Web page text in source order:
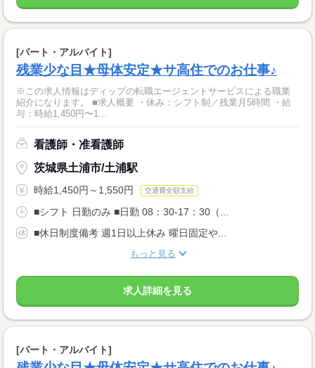
[パート・アルバイト]
残業少な目★母体安定★サ高住でのお仕事♪
※この求人情報はディップの転職エージェントサービスによる職業
紹介になります。 ■求人概要 ・休み：シフト制／残業月5時間 ・給
与：時給1,450円〜1...
看護師・准看護師
茨城県土浦市/土浦駅
時給1,450円～1,550円 交通費全額支給
■シフト 日勤のみ ■日勤 08：30-17：30（...
■休日制度備考 週1日以上休み 曜日固定や...
もっと見る
求人詳細を見る
[パート・アルバイト]